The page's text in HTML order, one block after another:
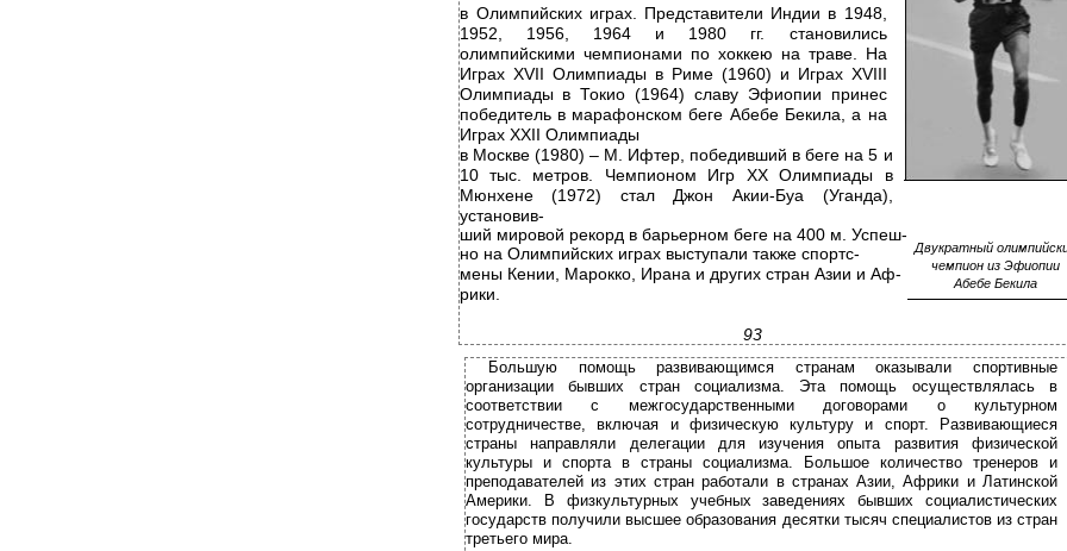
в Олимпийских играх. Представители Индии в 1948,
1952, 1956, 1964 и 1980 гг. становились
олимпийскими чемпионами по хоккею на траве. На
Играх XVII Олимпиады в Риме (1960) и Играх XVIII
Олимпиады в Токио (1964) славу Эфиопии принес
победитель в марафонском беге Абебе Бекила, а на
Играх XXII Олимпиады
в Москве (1980) – М. Ифтер, победивший в беге на 5 и
10 тыс. метров. Чемпионом Игр XX Олимпиады в
Мюнхене (1972) стал Джон Акии-Буа (Уганда),
установив-
ший мировой рекорд в барьерном беге на 400 м. Успеш-
Двукратный
но на Олимпийских играх выступали также спортс-
чемпион из Эфиопии
мены Кении, Марокко, Ирана и других стран Азии и Аф- Абебе Бекила
рики.
93
Большую помощь развивающимся странам оказывали спортивные
организации бывших стран социализма. Эта помощь осуществлялась в
соответствии с межгосударственными договорами о культурном
сотрудничестве, включая и физическую культуру и спорт. Развивающиеся
страны направляли делегации для изучения опыта развития физической
культуры и спорта в страны социализма. Большое количество тренеров и
преподавателей из этих стран работали в странах Азии, Африки и Латинской
Америки. В физкультурных учебных заведениях бывших социалистических
государств получили высшее образования десятки тысяч специалистов из стран
третьего мира.